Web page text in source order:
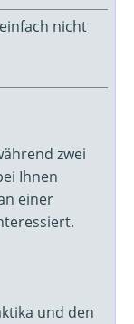
nicht
zwei
Ihnen
einer
und den